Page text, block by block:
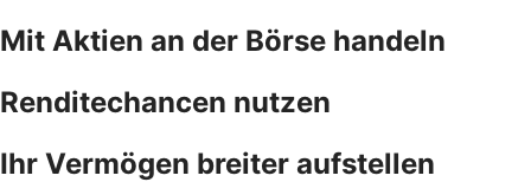
Mit Aktien an der Börse handeln
Renditechancen nutzen
Ihr Vermögen breiter aufstellen